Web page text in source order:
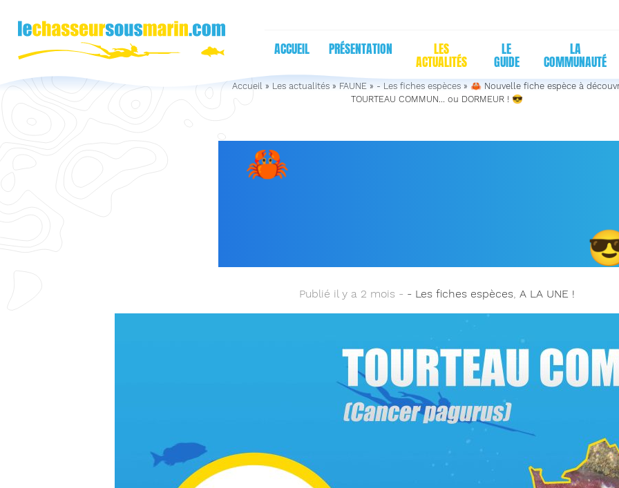
ACCUEIL PRÉSENTATION LES
ACTUALITÉS
LE
GUIDE
LA
COMMUNAUTÉ
Accueil » Les actualités » FAUNE » - Les fiches espèces » 🦀 Nouvelle fiche espèce à
TOURTEAU COMMUN… ou DORMEUR ! 😎
🦀
Publié il y a 2 mois - - Les fiches espèces, A LA UNE !